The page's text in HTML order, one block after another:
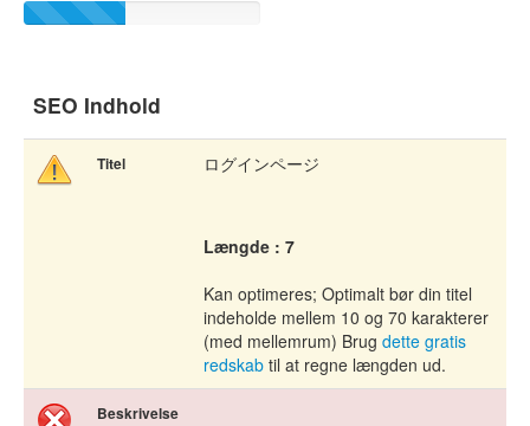
SEO Indhold
Titel ログインページ
Længde : 7
Kan optimeres; Optimalt bør din titel
indeholde mellem 10 og 70 karakterer
(med mellemrum) Brug dette gratis
redskab til at regne længden ud.
Beskrivelse